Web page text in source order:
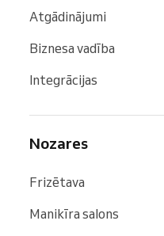
Atgādinājumi
Biznesa vadība
Integrācijas
Nozares
Frizētava
Manikīra salons